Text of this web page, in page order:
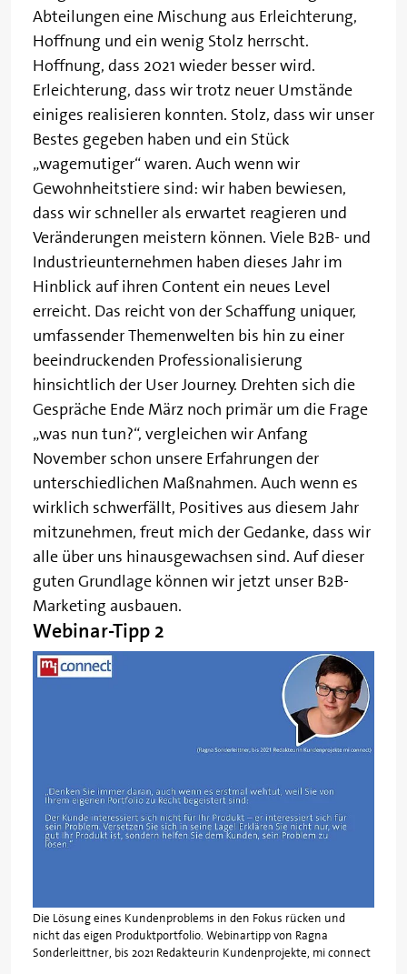
Abteilungen eine Mischung aus Erleichterung,
Hoffnung und ein wenig Stolz herrscht.
Hoffnung, dass 2021 wieder besser wird.
Erleichterung, dass wir trotz neuer Umstände
einiges realisieren konnten. Stolz, dass wir unser
Bestes gegeben haben und ein Stück
„wagemutiger“ waren. Auch wenn wir
Gewohnheitstiere sind: wir haben bewiesen,
dass wir schneller als erwartet reagieren und
Veränderungen meistern können. Viele B2B- und
Industrieunternehmen haben dieses Jahr im
Hinblick auf ihren Content ein neues Level
erreicht. Das reicht von der Schaffung uniquer,
umfassender Themenwelten bis hin zu einer
beeindruckenden Professionalisierung
hinsichtlich der User Journey. Drehten sich die
Gespräche Ende März noch primär um die Frage
„was nun tun?“, vergleichen wir Anfang
November schon unsere Erfahrungen der
unterschiedlichen Maßnahmen. Auch wenn es
wirklich schwerfällt, Positives aus diesem Jahr
mitzunehmen, freut mich der Gedanke, dass wir
alle über uns hinausgewachsen sind. Auf dieser
guten Grundlage können wir jetzt unser B2B-
Marketing ausbauen.
Webinar-Tipp 2
Die Lösung eines Kundenproblems in den Fokus rücken und
nicht das eigen Produktportfolio. Webinartipp von Ragna
Sonderleittner, bis 2021 Redakteurin Kundenprojekte, mi connect